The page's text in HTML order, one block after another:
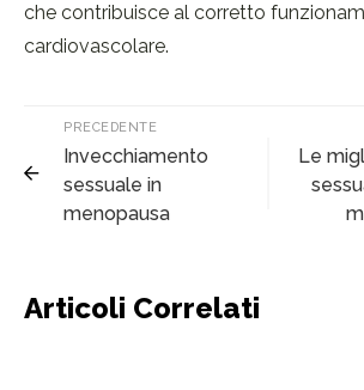
che contribuisce al corretto
cardiovascolare.
PRECEDENTE
Invecchiamento
sessuale in
menopausa
Le
Articoli Correlati